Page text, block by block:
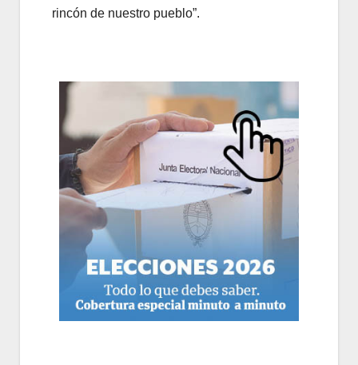
rincón de nuestro pueblo”.